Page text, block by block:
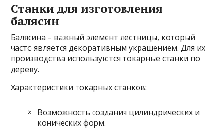
Станки для изготовления
балясин
Балясина – важный элемент лестницы, который
часто является декоративным украшением. Для их
производства используются токарные станки по
дереву.
Характеристики токарных станков:
Возможность создания цилиндрических и
конических форм.